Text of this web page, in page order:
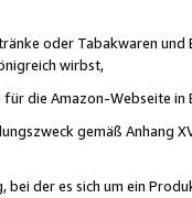
oder Tabakwaren
wirbst,
die Amazon-Webseite in
gemäß Anhang
der es sich um ein